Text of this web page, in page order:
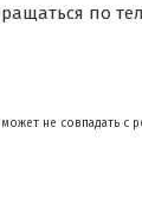
по
не совпадать с